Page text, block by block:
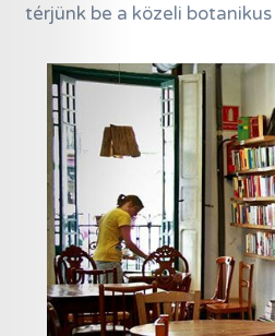
térjünk be a közeli